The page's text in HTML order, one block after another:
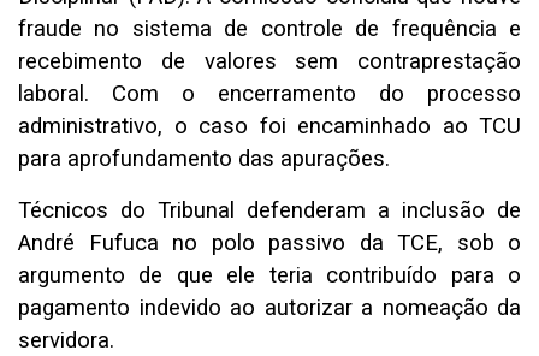
fraude no sistema de controle de frequência e
recebimento de valores sem contraprestação
laboral. Com o encerramento do processo
administrativo, o caso foi encaminhado ao TCU
para aprofundamento das apurações.
Técnicos do Tribunal defenderam a inclusão de
André Fufuca no polo passivo da TCE, sob o
argumento de que ele teria contribuído para o
pagamento indevido ao autorizar a nomeação da
servidora.